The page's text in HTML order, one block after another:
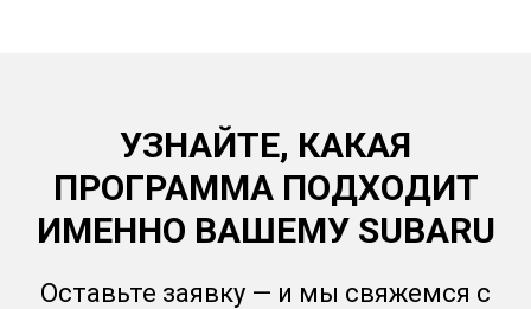
УЗНАЙТЕ, КАКАЯ
ПРОГРАММА ПОДХОДИТ
ИМЕННО ВАШЕМУ SUBARU
Оставьте заявку — и мы свяжемся с